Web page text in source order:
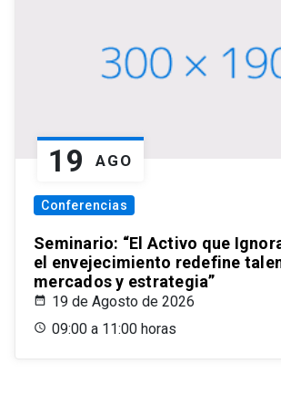
19 AGO
Conferencias
Seminario: “El Activo que
el envejecimiento redefine
mercados y estrategia”
19 de Agosto de 2026
09:00 a 11:00 horas